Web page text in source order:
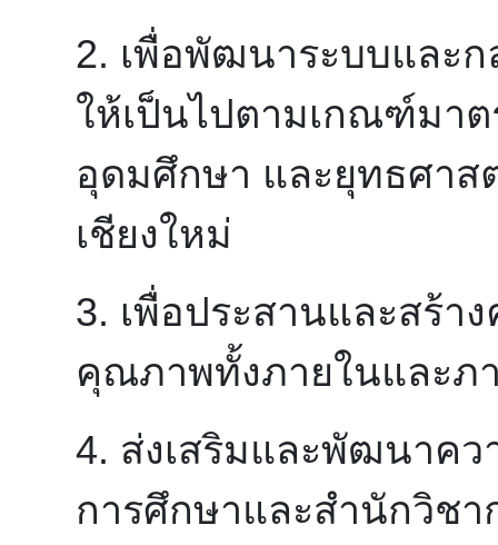
2. เพื่อพัฒนาระบบและ
ให้เป็นไปตามเกณฑ์มา
อุดมศึกษา และยุทธศาส
เชียงใหม่
3. เพื่อประสานและสร้า
คุณภาพทั้งภายในและภ
4. ส่งเสริมและพัฒนาค
การศึกษาและสำนักวิชา